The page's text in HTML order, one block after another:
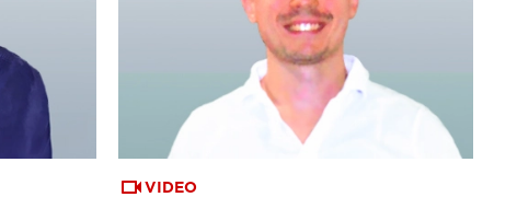
VIDEO